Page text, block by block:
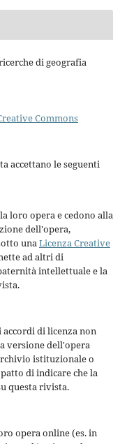
di geografia
Commons
accettano le seguenti
loro opera e cedono alla
dell'opera,
unaLicenza Creative
ad altri di
intellettuale e la
di licenza non
versione dell'opera
istituzionale o
di indicare che la
questa rivista.
opera online (es. in